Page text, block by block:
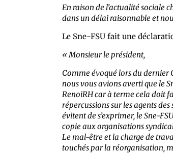
En raison de l’actualité sociale
dans un délai raisonnable et
Le Sne-FSU fait une
« Monsieur le président,
Comme évoqué lors du dernier
nous vous avions averti que le
RenoiRH car à terme cela doit
répercussions sur les agents
évitent de s’exprimer, le Sne-
copie aux organisations
Le mal-être et la charge de
touchés par la réorganisation,